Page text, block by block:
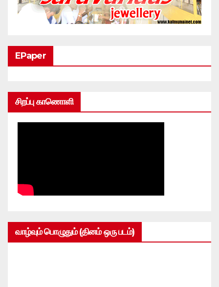
EPaper
சிறப்பு காணொளி
வாழ்வும் பொழுதும் (தினம் ஒரு படம்)